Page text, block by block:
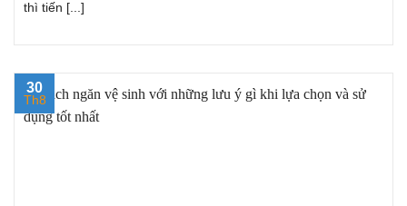
thì tiến [...]
30
Th8